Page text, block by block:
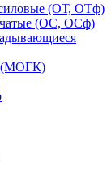
(ОТ, ОТф)
(ОС, ОСф)
(МОГК)